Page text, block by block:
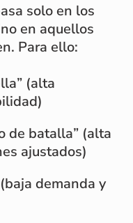
solo en los
en aquellos
Para ello:
(alta
de batalla” (alta
ajustados)
demanda y